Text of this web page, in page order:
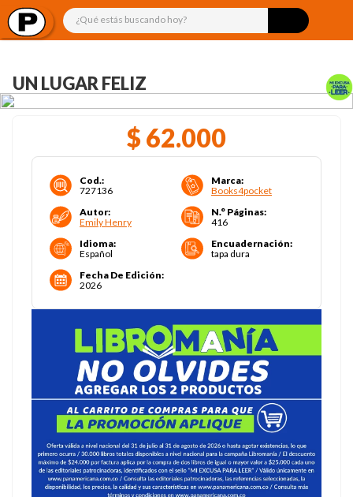
¿Qué estás buscando hoy?
UN LUGAR FELIZ
$ 62.000
Cod.:
727136
Marca:
Books4pocket
Autor:
Emily Henry
N.° Páginas:
416
Idioma:
Español
Encuadernación:
tapa dura
Fecha De Edición:
2026